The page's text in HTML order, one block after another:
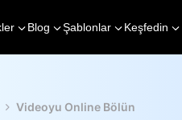
Blog Şablonlar Keşfedin
Videoyu Online Bölün